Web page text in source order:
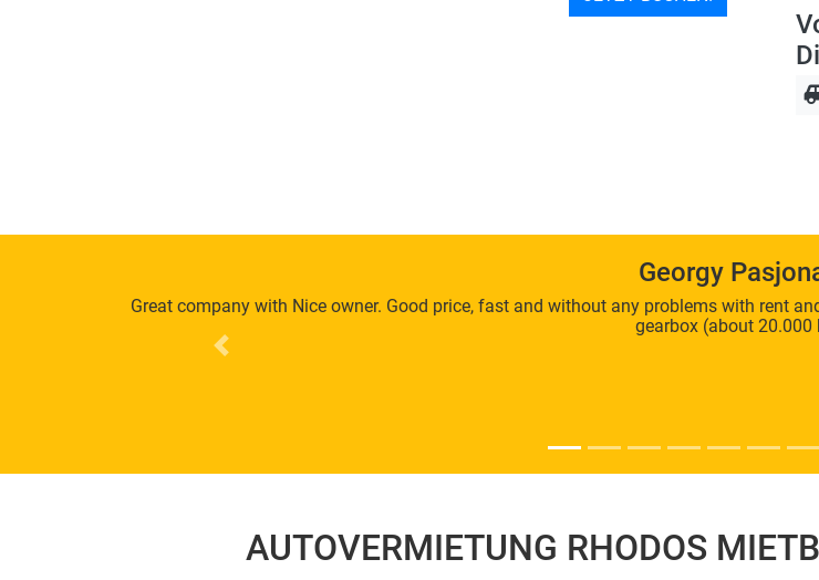
Georgy
Great company with Nice owner. Good price, fast and without any problems with rent
gearbox (about 20.000
Previous
AUTOVERMIETUNG RHODOS